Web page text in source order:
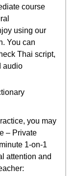
course
using our
You can
Thai script,
audio
you may
– Private
1-on-1
attention and